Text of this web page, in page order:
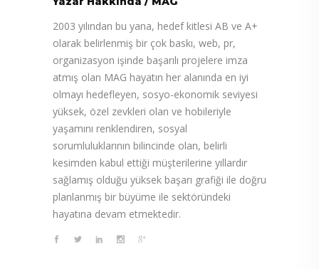
2003 yılından bu yana, hedef kitlesi AB ve A+
olarak belirlenmiş bir çok baskı, web, pr,
organizasyon işinde başarılı projelere imza
atmış olan MAG hayatın her alanında en iyi
olmayı hedefleyen, sosyo-ekonomik seviyesi
yüksek, özel zevkleri olan ve hobileriyle
yaşamını renklendiren, sosyal
sorumluluklarının bilincinde olan, belirli
kesimden kabul ettiği müşterilerine yıllardır
sağlamış olduğu yüksek başarı grafiği ile doğru
planlanmış bir büyüme ile sektöründeki
hayatına devam etmektedir.